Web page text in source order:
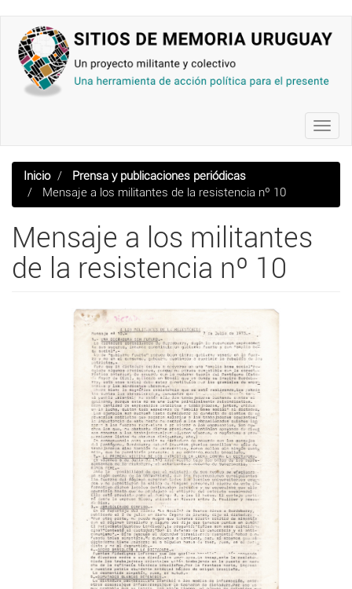
contenido
principal
Inicio
Prensa y publicaciones periódicas
Mensaje a los militantes de la resistencia nº 10
Mensaje a los militantes
de la resistencia nº 10